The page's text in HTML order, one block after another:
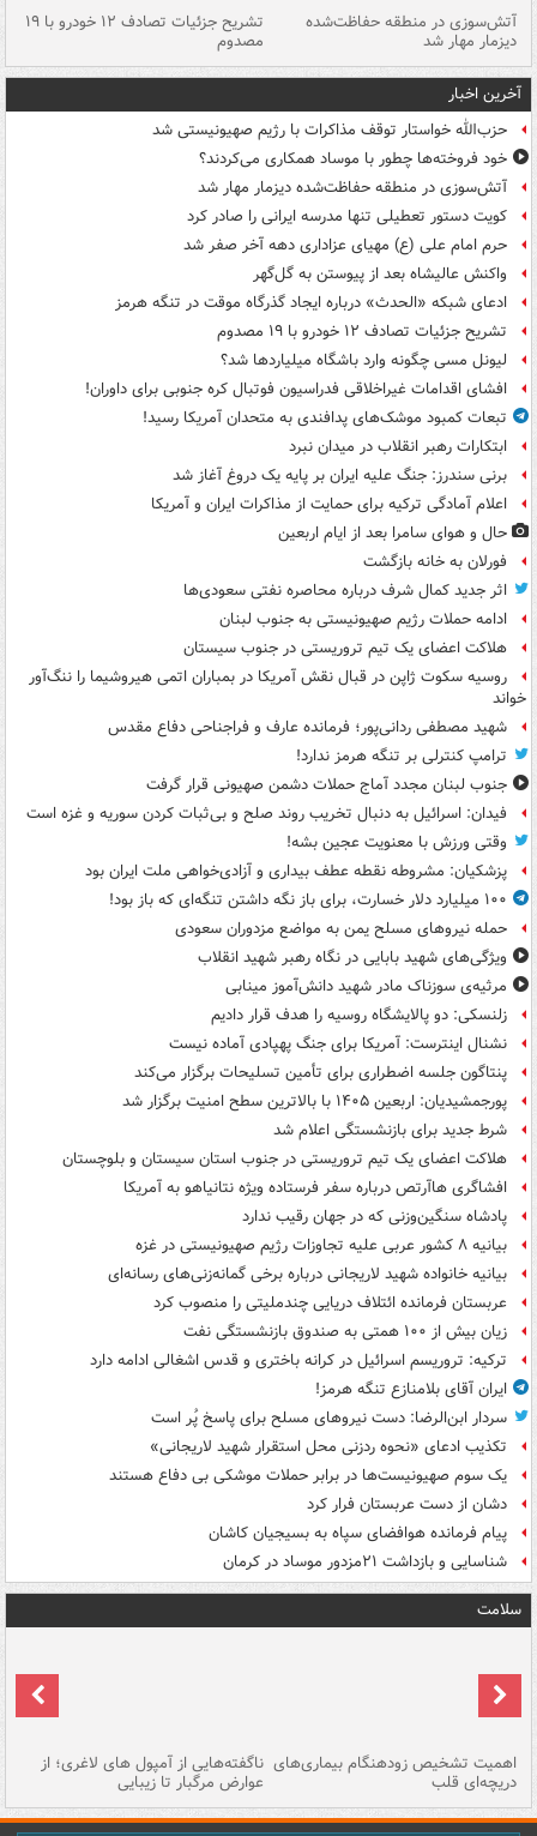
آتش‌سوزی در منطقه حفاظت‌شده
دیزمار مهار شد
تشریح جزئیات تصادف ۱۲ خودرو با ۱۹
مصدوم
آخرین اخبار
حزب‌الله خواستار توقف مذاکرات با رژیم صهیونیستی شد
خود فروخته‌ها چطور با موساد همکاری می‌کردند؟
آتش‌سوزی در منطقه حفاظت‌شده دیزمار مهار شد
کویت دستور تعطیلی تنها مدرسه ایرانی را صادر کرد
حرم امام علی (ع) مهیای عزاداری دهه آخر صفر شد
واکنش عالیشاه بعد از پیوستن به گل‌گهر
ادعای شبکه «الحدث» درباره ایجاد گذرگاه موقت در تنگه هرمز
تشریح جزئیات تصادف ۱۲ خودرو با ۱۹ مصدوم
لیونل مسی چگونه وارد باشگاه میلیاردها شد؟
افشای اقدامات غیراخلاقی فدراسیون فوتبال کره جنوبی برای داوران!
تبعات کمبود موشک‌های پدافندی به متحدان آمریکا رسید!
ابتکارات رهبر انقلاب در میدان نبرد
برنی سندرز: جنگ علیه ایران بر پایه یک دروغ آغاز شد
اعلام آمادگی ترکیه برای حمایت از مذاکرات ایران و آمریکا
حال و هوای سامرا بعد از ایام اربعین
فورلان به خانه بازگشت
اثر جدید کمال شرف درباره محاصره نفتی سعودی‌ها
ادامه حملات رژیم صهیونیستی به جنوب لبنان
هلاکت اعضای یک تیم تروریستی در جنوب سیستان
روسیه سکوت ژاپن در قبال نقش آمریکا در بمباران اتمی هیروشیما را ننگ‌آور
خواند
شهید مصطفی ردانی‌پور؛ فرمانده عارف و فراجناحی دفاع مقدس
ترامپ کنترلی بر تنگه هرمز ندارد!
جنوب لبنان مجدد آماج حملات دشمن صهیونی قرار گرفت
فیدان: اسرائیل به دنبال تخریب روند صلح و بی‌ثبات کردن سوریه و غزه است
وقتی ورزش با معنویت عجین بشه!
پزشکیان: مشروطه نقطه عطف بیداری و آزادی‌خواهی ملت ایران بود
۱۰۰ میلیارد دلار خسارت، برای باز نگه داشتن تنگه‌ای که باز بود!
حمله نیروهای مسلح یمن به مواضع مزدوران سعودی
ویژگی‌های شهید بابایی در نگاه رهبر شهید انقلاب
مرثیه‌ی سوزناک مادر شهید دانش‌آموز مینابی
زلنسکی: دو پالایشگاه روسیه را هدف قرار دادیم
نشنال اینترست: آمریکا برای جنگ پهپادی آماده نیست
پنتاگون جلسه اضطراری برای تأمین تسلیحات برگزار می‌کند
پورجمشیدیان: اربعین ۱۴۰۵ با بالاترین سطح امنیت برگزار شد
شرط جدید برای بازنشستگی اعلام شد
هلاکت اعضای یک تیم تروریستی در جنوب استان سیستان و بلوچستان
افشاگری هاآرتص درباره سفر فرستاده ویژه نتانیاهو به آمریکا
پادشاه سنگین‌وزنی که در جهان رقیب ندارد
بیانیه ۸ کشور عربی علیه تجاوزات رژیم صهیونیستی در غزه
بیانیه خانواده شهید لاریجانی درباره برخی گمانه‌زنی‌های رسانه‌ای
عربستان فرمانده ائتلاف دریایی چندملیتی را منصوب کرد
زیان بیش از ۱۰۰ همتی به صندوق‌ بازنشستگی نفت
ترکیه: تروریسم اسرائیل در کرانه باختری و قدس اشغالی ادامه دارد
ایران آقای بلامنازع تنگه هرمز!
سردار ابن‌الرضا: دست نیروهای مسلح برای پاسخ پُر است
تکذیب ادعای «نحوه ردزنی محل استقرار شهید لاریجانی»
یک‌ سوم صهیونیست‌ها در برابر حملات موشکی بی دفاع هستند
دشان از دست عربستان فرار کرد
پیام فرمانده هوافضای سپاه به بسیجیان کاشان
شناسایی و بازداشت ۲۱مزدور موساد در کرمان
سلامت
اهمیت تشخیص زودهنگام بیماری‌های
دریچه‌ای قلب
ناگفته‌هایی از آمپول های لاغری؛ از
عوارض مرگبار تا زیبایی